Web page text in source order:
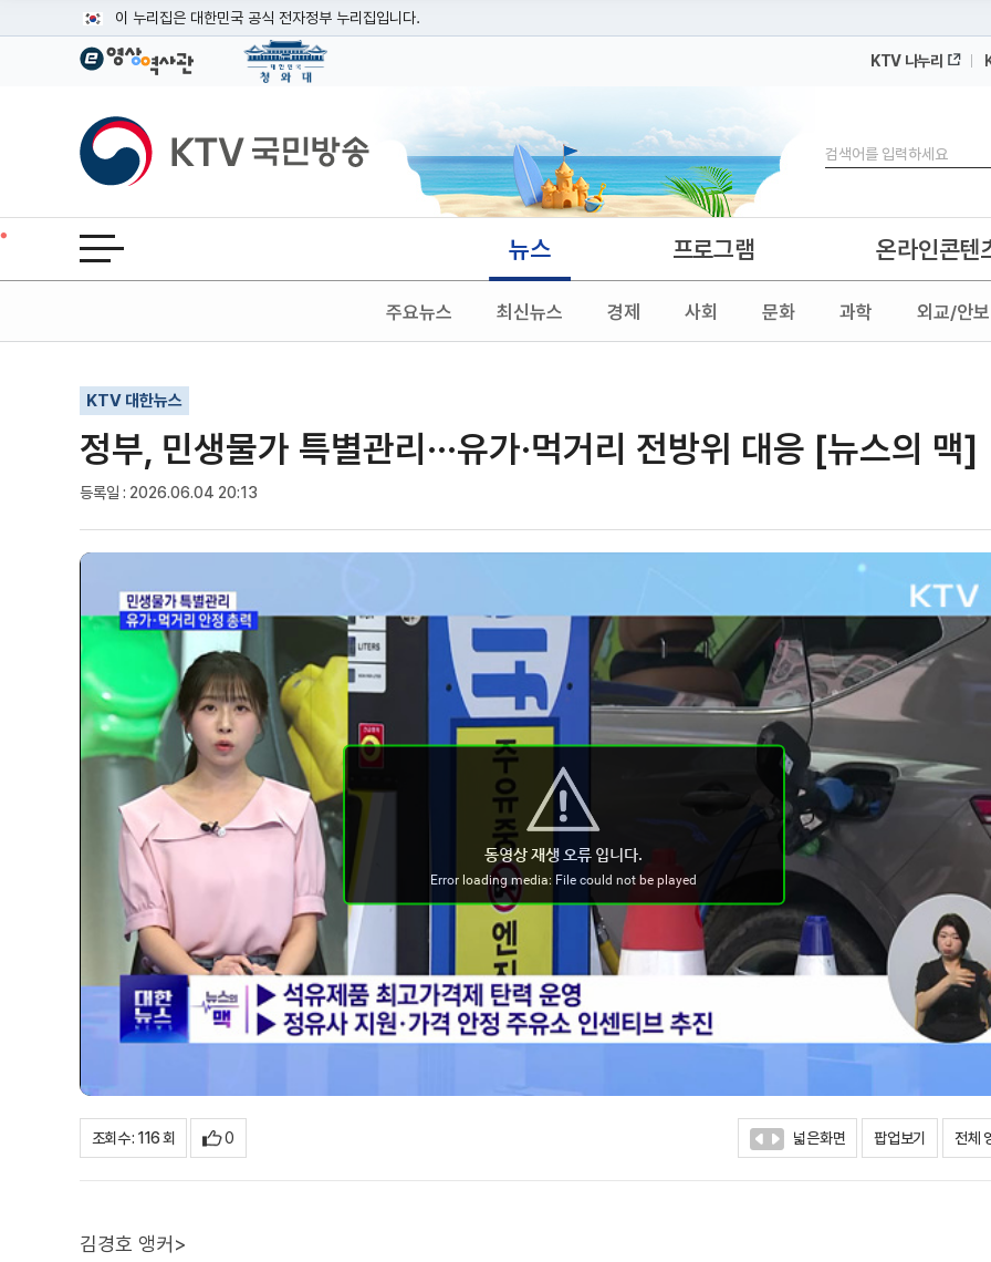
이 누리집은 대한민국 공식 전자정부 누리집입니다.
공식 누리집 주소 확인하기
이밖에 or.kr 또는 .kr등 다른 도메인 주소를 사용하고 있다면 아래 URL에서 도메인 주소를 확인해 보세요
운영중인 공식 누리집보기
KTV 나누리
KTV국민방송
검색
전체메뉴 열기 뉴스
주요뉴스 최신뉴스 경제 사회 문화 과학 외교/안보
프로그램 온라인콘텐
KTV 대한뉴스
정부, 민생물가 특별관리···유가·먹거리 전방위 대응 [뉴스의 맥]
등록일 : 2026.06.04 20:13
기사인쇄
글자확대
글자축소
조회수 : 116 회 0 넓은화면 팝업보기 전체
김경호 앵커>